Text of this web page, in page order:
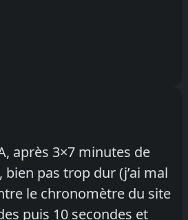
après 3×7 minutes de
pas trop dur (j’ai mal
le chronomètre du site
puis 10 secondes et